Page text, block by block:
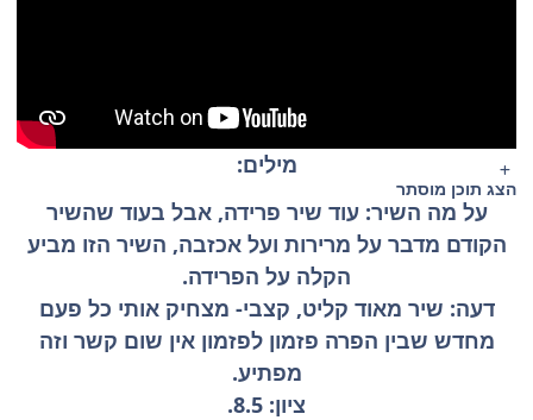
מילים:
הצג תוכן מוסתר
על מה השיר: עוד שיר פרידה, אבל בעוד שהשיר
הקודם מדבר על מרירות ועל אכזבה, השיר הזו מביע
הקלה על הפרידה.
דעה: שיר מאוד קליט, קצבי- מצחיק אותי כל פעם
מחדש שבין הפרה פזמון לפזמון אין שום קשר וזה
מפתיע.
ציון: 8.5.